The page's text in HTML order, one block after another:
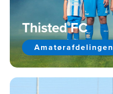
Thisted FC
Amatørafdelingen